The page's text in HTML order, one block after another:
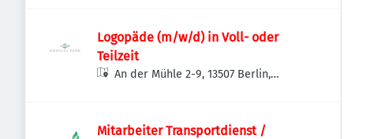
Logopäde (m/w/d) in Voll- oder
Teilzeit
An der Mühle 2-9, 13507 Berlin,
Mitarbeiter Transportdienst /